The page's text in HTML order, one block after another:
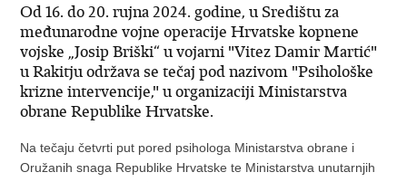
Od 16. do 20. rujna 2024. godine, u Središtu za
međunarodne vojne operacije Hrvatske kopnene
vojske „Josip Briški“ u vojarni "Vitez Damir Martić"
u Rakitju održava se tečaj pod nazivom "Psihološke
krizne intervencije," u organizaciji Ministarstva
obrane Republike Hrvatske.
Na tečaju četvrti put pored psihologa Ministarstva obrane i
Oružanih snaga Republike Hrvatske te Ministarstva unutarnjih